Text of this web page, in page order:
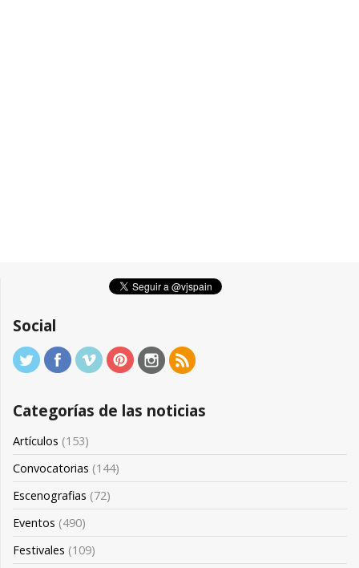
Social
Categorías de las noticias
Artículos (153)
Convocatorias (144)
Escenografias (72)
Eventos (490)
Festivales (109)